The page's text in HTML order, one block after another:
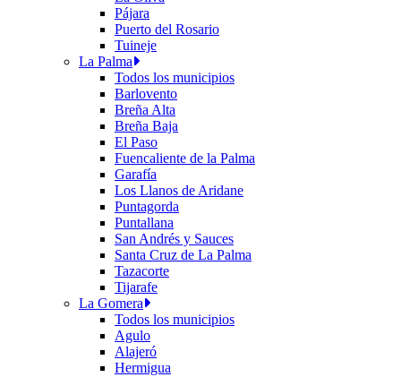
Pájara
Puerto del Rosario
Tuineje
La Palma
Todos los municipios
Barlovento
Breña Alta
Breña Baja
El Paso
Fuencaliente de la Palma
Garafía
Los Llanos de Aridane
Puntagorda
Puntallana
San Andrés y Sauces
Santa Cruz de La Palma
Tazacorte
Tijarafe
La Gomera
Todos los municipios
Agulo
Alajeró
Hermigua